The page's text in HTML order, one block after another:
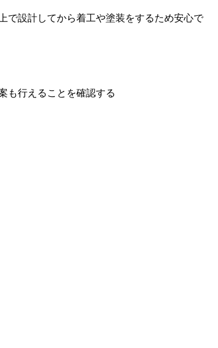
で設計してから着工や塗装をするため安心で
も行えることを確認する